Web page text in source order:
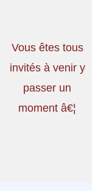
Vous êtes tous
invités à venir y
passer un
moment â€¦